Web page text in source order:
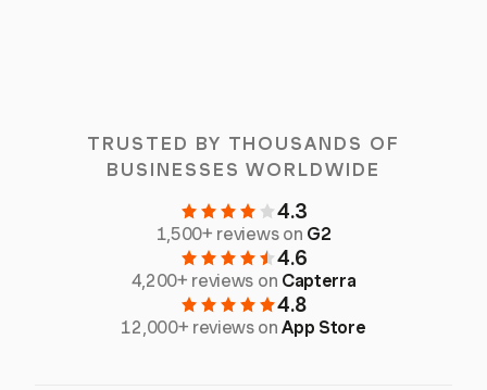
TRUSTED BY THOUSANDS OF
BUSINESSES WORLDWIDE
4.3
1,500+ reviews on G2
4.6
4,200+ reviews on Capterra
4.8
12,000+ reviews onApp Store